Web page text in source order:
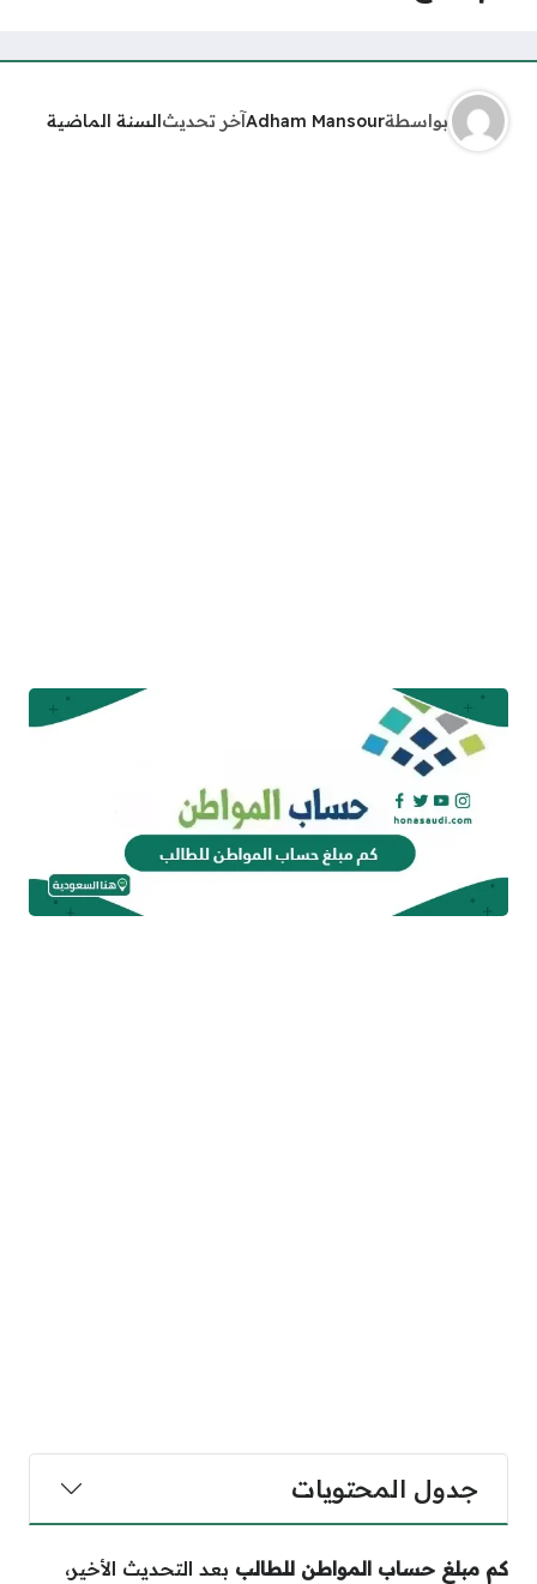
بواسطةAdham Mansourآخر تحديثالسنة الماضية
جدول المحتويات
كم مبلغ حساب المواطن للطالب بعد التحديث الأخير،